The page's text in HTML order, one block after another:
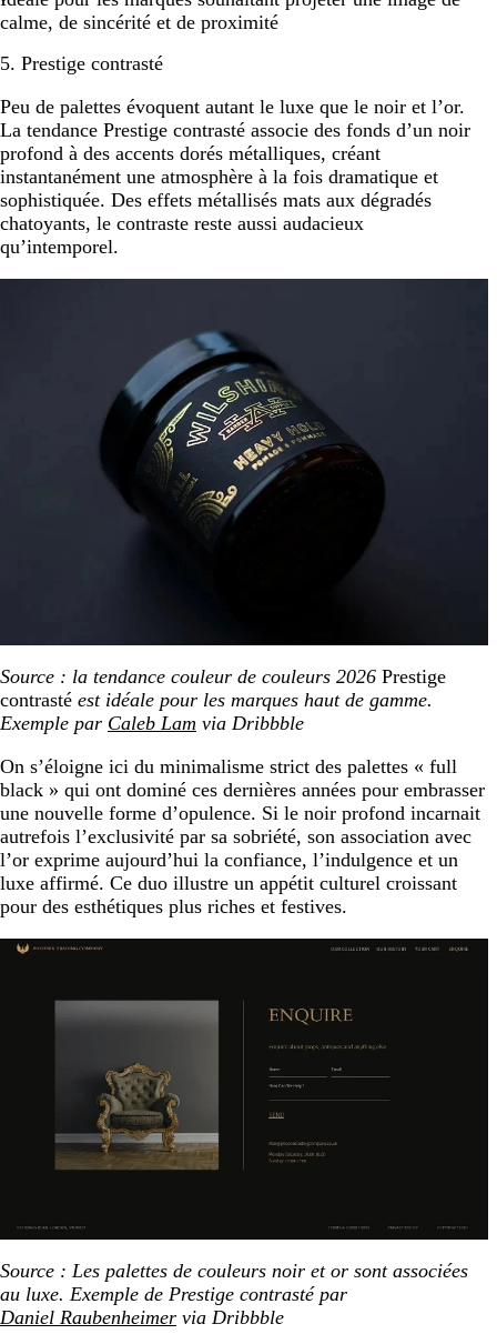
calme, de sincérité et de proximité
5. Prestige contrasté
Peu de palettes évoquent autant le luxe que le noir et l’or.
La tendance Prestige contrasté associe des fonds d’un noir
profond à des accents dorés métalliques, créant
instantanément une atmosphère à la fois dramatique et
sophistiquée. Des effets métallisés mats aux dégradés
chatoyants, le contraste reste aussi audacieux
qu’intemporel.
Source : la tendance couleur de couleurs 2026 Prestige
contrasté est idéale pour les marques haut de gamme.
Exemple par Caleb Lam via Dribbble
On s’éloigne ici du minimalisme strict des palettes « full
black » qui ont dominé ces dernières années pour embrasser
une nouvelle forme d’opulence. Si le noir profond incarnait
autrefois l’exclusivité par sa sobriété, son association avec
l’or exprime aujourd’hui la confiance, l’indulgence et un
luxe affirmé. Ce duo illustre un appétit culturel croissant
pour des esthétiques plus riches et festives.
Source : Les palettes de couleurs noir et or sont associées
au luxe. Exemple de Prestige contrasté par
Daniel Raubenheimer via Dribbble